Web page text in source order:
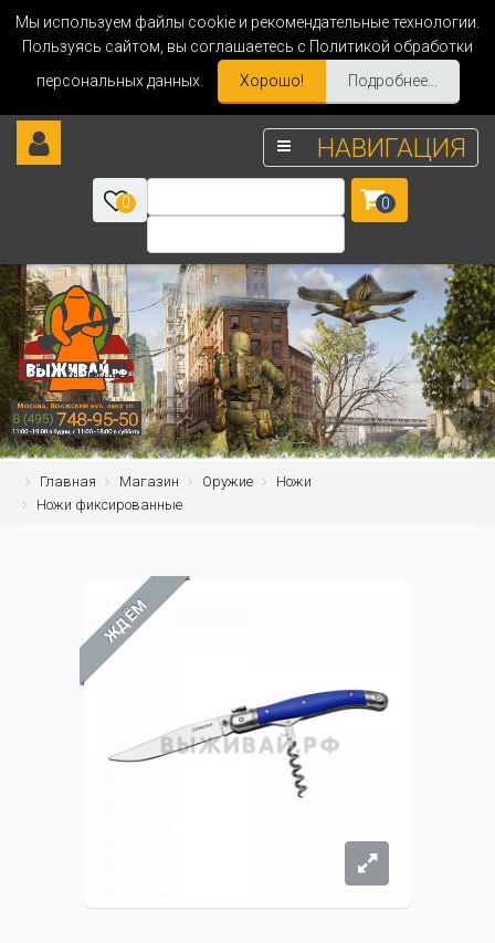
Мы используем файлы cookie и рекомендательные технологии.
Пользуясь сайтом, вы соглашаетесь с Политикой обработки
персональных данных.
Хорошо! Подробнее...
НАВИГАЦИЯ
0 0
Главная Магазин Оружие
Ножи
Ножи фиксированные
ЖДЁМ